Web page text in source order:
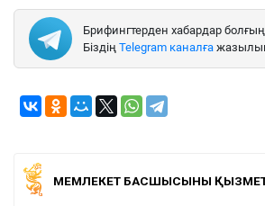
Брифингтерден хабардар
Біздің Telegram каналға
МЕМЛЕКЕТ БАСШЫСЫНЫҢ